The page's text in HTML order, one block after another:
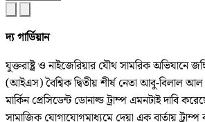
দ্য গার্ডিয়ান
যুক্তরাষ্ট্র ও নাইজেরিয়ার যৌথ সামরিক অভিযানে
(আইএস) বৈশ্বিক দ্বিতীয় শীর্ষ নেতা আবু-বিলাল আল
মার্কিন প্রেসিডেন্ট ডোনাল্ড ট্রাম্প এমনটাই দাবি
সামাজিক যোগাযোগমাধ্যমে দেয়া এক বার্তায়